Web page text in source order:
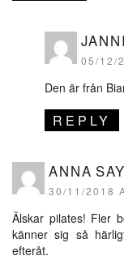
JANNI
05/12/
Den är från
REPLY
ANNA
30/11/2018
Älskar pilates! Fler
känner sig så
efteråt.